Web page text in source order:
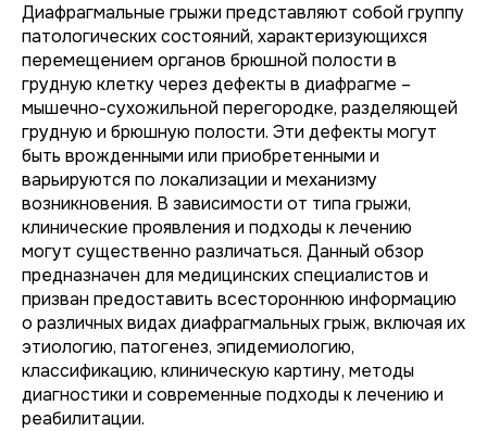
Диафрагмальные грыжи представляют собой группу
патологических состояний, характеризующихся
перемещением органов брюшной полости в
грудную клетку через дефекты в диафрагме –
мышечно-сухожильной перегородке, разделяющей
грудную и брюшную полости. Эти дефекты могут
быть врожденными или приобретенными и
варьируются по локализации и механизму
возникновения. В зависимости от типа грыжи,
клинические проявления и подходы к лечению
могут существенно различаться. Данный обзор
предназначен для медицинских специалистов и
призван предоставить всестороннюю информацию
о различных видах диафрагмальных грыж, включая их
этиологию, патогенез, эпидемиологию,
классификацию, клиническую картину, методы
диагностики и современные подходы к лечению и
реабилитации.